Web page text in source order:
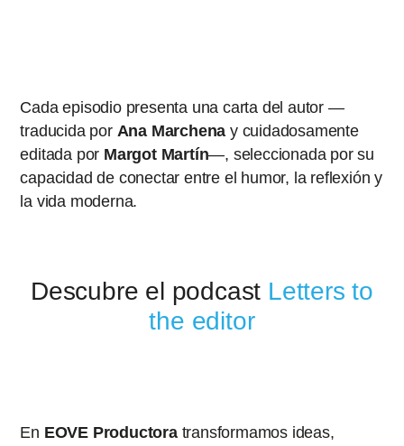
Cada episodio presenta una carta del autor —
traducida por Ana Marchena y cuidadosamente
editada por Margot Martín—, seleccionada por su
capacidad de conectar entre el humor, la reflexión y
la vida moderna.
Descubre el podcast Letters to
the editor
En EOVE Productoratransformamos ideas,